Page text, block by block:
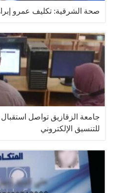
صحة الشرقية: تكليف عمرو
جامعة الزقازيق تواصل استقبال
للتنسيق الإلكتروني